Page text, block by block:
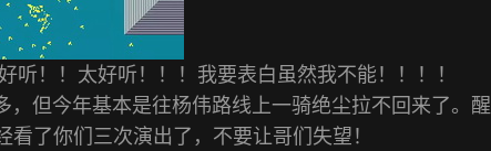
！！太好听！！！我要表白虽然我不能！！！！
，但今年基本是往杨伟路线上一骑绝尘拉不回来了。醒
了你们三次演出了，不要让哥们失望！